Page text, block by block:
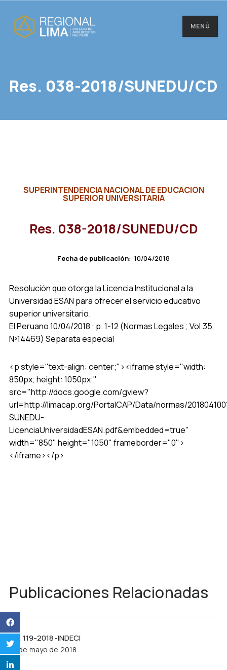
MENÚ
Res. 038-2018/SUNEDU/CD
SUPERINTENDENCIA NACIONAL DE EDUCACION
SUPERIOR UNIVERSITARIA
Res. 038-2018/SUNEDU/CD
Fecha de publicación: 10/04/2018
Resolución que otorga la Licencia Institucional a la
Universidad ESAN para ofrecer el servicio educativo
superior universitario.
El Peruano 10/04/2018 : p. 1-12 (Normas Legales ; Vol.35,
Nº14469) Separata especial
<p style="text-align: center;"><iframe style="width:
850px; height: 1050px;"
src="http://docs.google.com/gview?
url=http://limacap.org/PortalCAP/Data/normas/
SUNEDU-
LicenciaUniversidadESAN.pdf&embedded=true"
width="850" height="1050" frameborder="0">
</iframe></p>
Publicaciones Relacionadas
R.J. 119-2018-INDECI
21 de mayo de 2018